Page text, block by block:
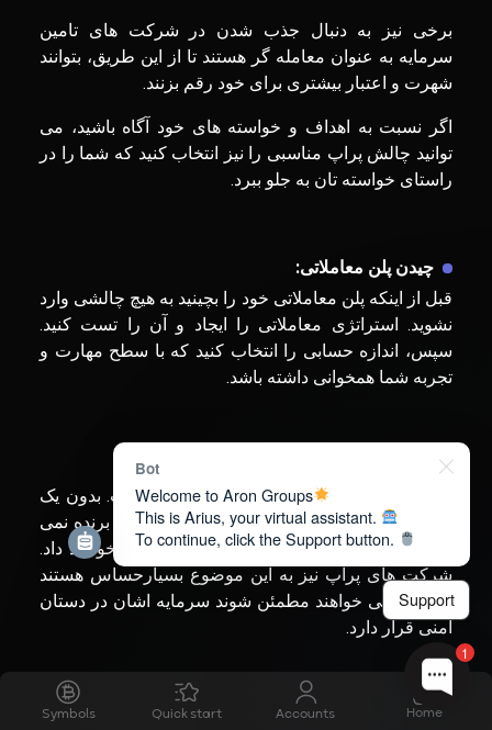
Home
Accounts
Quick start
Symbols
برخی نیز به دنبال جذب شدن در شرکت های تامین
سرمایه به عنوان معامله گر هستند تا از این طریق، بتوانند
شهرت و اعتبار بیشتری برای خود رقم بزنند.
اگر نسبت به اهداف و خواسته های خود آگاه باشید، می
توانید چالش پراپ مناسبی را نیز انتخاب کنید که شما را در
راستای خواسته تان به جلو ببرد.
چیدن پلن معاملاتی:
قبل از اینکه پلن معاملاتی خود را بچینید به هیچ چالشی وارد
نشوید. استراتژی معاملاتی را ایجاد و آن را تست کنید.
سپس، اندازه حسابی را انتخاب کنید که با سطح مهارت و
تجربه شما همخوانی داشته باشد.
در پایان بدانید که مدیریت ریسک همه چیز است. بدون یک
استراتژی ریسک مناسب، نه تنها در چالش پراپ برنده نمی
شوید بلکه، به زودی سرمایه خود را نیز به باد خواهید داد.
شرکت های پراپ نیز به این موضوع بسیارحساس هستند
چرا که، می خواهند مطمئن شوند سرمایه اشان در دستان
امنی قرار دارد.
نتیجه گیری
1
Bot
Welcome to Aron Groups
This is Arius, your virtual assistant.
To continue, click the Support button.
Support